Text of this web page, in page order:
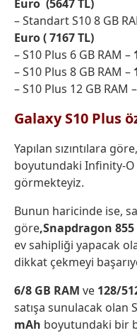
Euro (5647 TL)
– Standart S10 8 GB
Euro ( 7167 TL)
– S10 Plus 6 GB RAM –
– S10 Plus 8 GB RAM –
– S10 Plus 12 GB RAM –
Galaxy S10 Plus
Yapılan sızıntılara göre,
boyutundaki Infinity-O
görmekteyiz.
Bunun haricinde ise,
göre,Snapdragon 855
ev sahipliği yapacak
dikkat çekmeyi
6/8 GB RAM ve 128/
satışa sunulacak olan
mAh boyutundaki bir